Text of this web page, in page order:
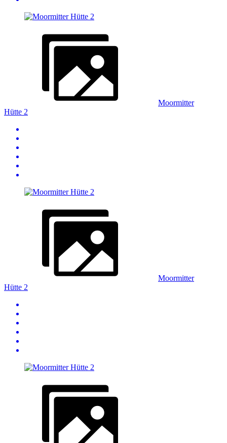
Moormitter
Hütte 2
Moormitter
Hütte 2